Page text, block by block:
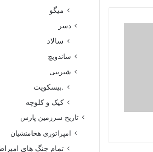
میگو
دسر
سالاد
ساندویچ
شیرینی
.بیسکویت
کیک و کلوچه
تاریخ سرزمین پارس
امپراتوری هخامنشیان
تمام جنگ های